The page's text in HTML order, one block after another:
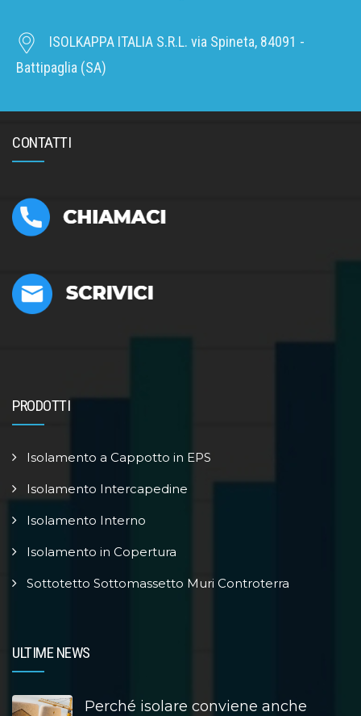
ISOLKAPPA ITALIA S.R.L. via Spineta, 84091 -
Battipaglia (SA)
CONTATTI
PRODOTTI
Isolamento a Cappotto in EPS
Isolamento Intercapedine
Isolamento Interno
Isolamento in Copertura
Sottotetto Sottomassetto Muri Controterra
ULTIME NEWS
Perché isolare conviene anche